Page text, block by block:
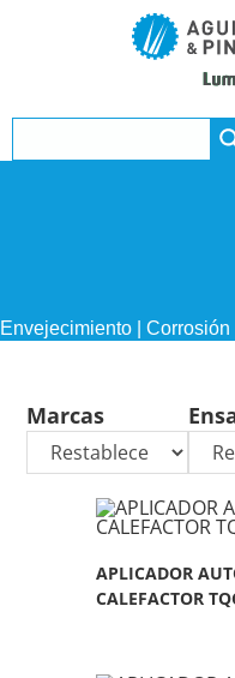
Envejecimiento |
Marcas
APLICADOR
CALEFACTOR